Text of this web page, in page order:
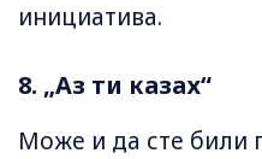
инициатива.
8. „Аз ти казах“
Може и да сте били